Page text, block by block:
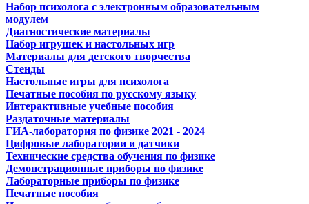
Набор психолога с электронным образовательным
модулем
Диагностические материалы
Набор игрушек и настольных игр
Материалы для детского творчества
Стенды
Настольные игры для психолога
Печатные пособия по русскому языку
Интерактивные учебные пособия
Раздаточные материалы
ГИА-лаборатория по физике 2021 - 2024
Цифровые лаборатории и датчики
Технические средства обучения по физике
Демонстрационные приборы по физике
Лабораторные приборы по физике
Печатные пособия